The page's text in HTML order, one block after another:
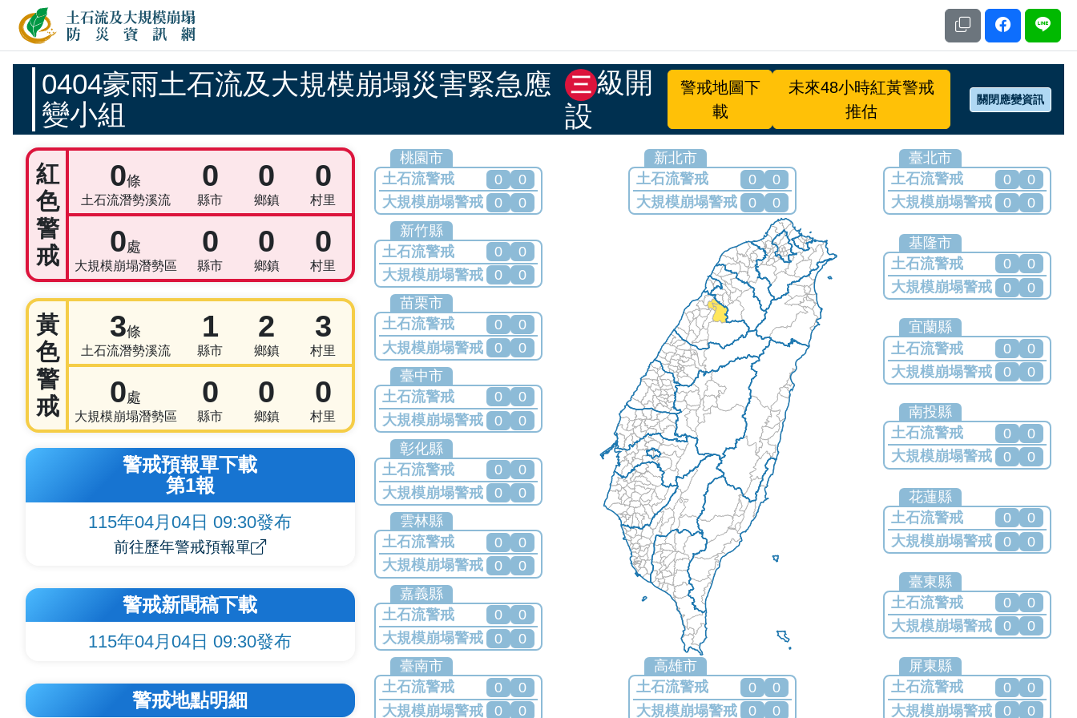
土石流及大規模崩塌防災資訊網
應變開設專區
0404豪雨土石流及大規模崩塌災害緊急應
變小組
三 級開
設
警戒地圖下
載
未來48小時紅黃警戒
推估
關閉應變資訊
警戒統計資訊
紅
色
警
戒
0條
土石流潛勢溪流
0
縣市
0
鄉鎮
0
村里
0處
大規模崩塌潛勢區
0
縣市
0
鄉鎮
0
村里
黃
色
警
戒
3條
土石流潛勢溪流
1
縣市
2
鄉鎮
3
村里
0處
大規模崩塌潛勢區
0
縣市
0
鄉鎮
0
村里
警戒預報單下載
第1報
115年04月04日 09:30發布
前往歷年警戒預報單
警戒新聞稿下載
115年04月04日 09:30發布
警戒地點明細
警戒地圖與縣市列表
桃園市
土石流警戒
0
0
大規模崩塌警戒
0
0
目前無發布任何警戒
新竹縣
土石流警戒
0
0
大規模崩塌警戒
0
0
目前無發布任何警戒
苗栗市
土石流警戒
0
0
大規模崩塌警戒
0
0
目前無發布任何警戒
臺中市
土石流警戒
0
0
大規模崩塌警戒
0
0
目前無發布任何警戒
彰化縣
土石流警戒
0
0
大規模崩塌警戒
0
0
目前無發布任何警戒
雲林縣
土石流警戒
0
0
大規模崩塌警戒
0
0
目前無發布任何警戒
嘉義縣
土石流警戒
0
0
大規模崩塌警戒
0
0
目前無發布任何警戒
臺南市
土石流警戒
0
0
大規模崩塌警戒
0 0
新北市
土石流警戒
0
0
大規模崩塌警戒
0
0
高雄市
土石流警戒
0
0
大規模崩塌警戒
0 0
臺北市
土石流警戒
0
0
大規模崩塌警戒
0
0
基隆市
土石流警戒
0
0
大規模崩塌警戒
0
0
宜蘭縣
土石流警戒
0
0
大規模崩塌警戒
0
0
南投縣
土石流警戒
0
0
大規模崩塌警戒
0
0
花蓮縣
土石流警戒
0
0
大規模崩塌警戒
0
0
臺東縣
土石流警戒
0
0
大規模崩塌警戒
0
0
屏東縣
土石流警戒
0
0
大規模崩塌警戒
0 0